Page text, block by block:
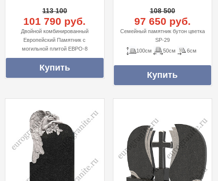
113 100
101 790 руб.
Двойной комбинированный
Европейский Памятник с
могильной плитой ЕВРО-8
108 500
97 650 руб.
Семейный памятник бутон цветка
SP-29
100см
50см 6см